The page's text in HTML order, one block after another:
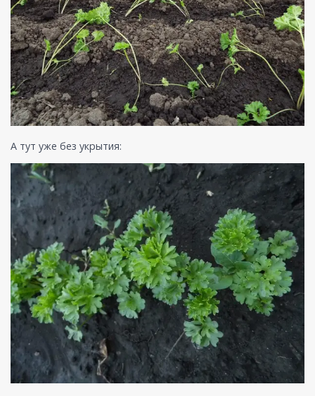
А тут уже без укрытия: